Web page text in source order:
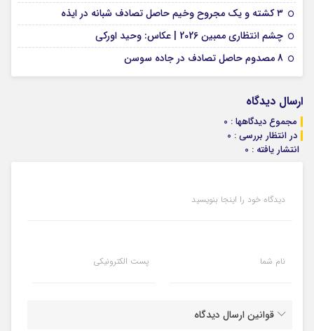
۳ کشته و یک مجروح وخیم حاصل تصادف شبانه در ایذه
چشم انتظاری ممبین 2026 | عکاس: وحید اورکی
8 مصدوم حاصل تصادف در جاده سوسن
ارسال دیدگاه
مجموع دیدگاهها : 0
در انتظار بررسی : 0
انتشار یافته : 0
دیدگاه خود را اینجا بنویسید
نام شما پست الکترونیکی
قوانین ارسال دیدگاه